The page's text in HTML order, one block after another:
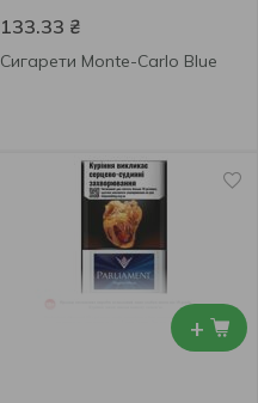
133.33 ₴
Сигарети Monte-Carlo Blue
+